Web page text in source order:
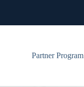
Partner Program